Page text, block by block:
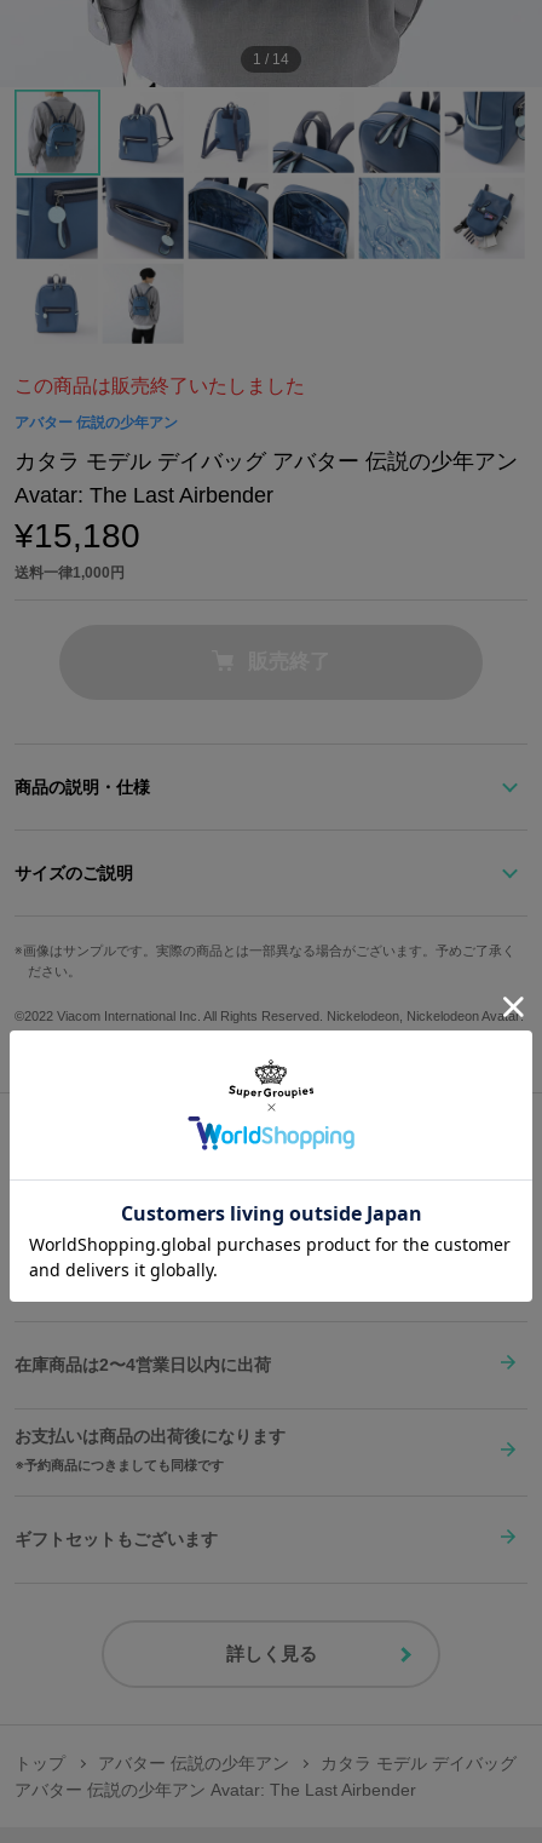
1 / 14
この商品は販売終了いたしました
アバター 伝説の少年アン
カタラ モデル デイバッグ アバター 伝説の少年アン
Avatar: The Last Airbender
¥15,180
送料一律1,000円
商品の説明・仕様
丸みのあるシルエットとつや感のある素材をバランスよくミックス
フロントポケットの引き手がとっておきのポイント！
カタラのネックレスを再現した、引き手とタグの組み合わせがグッ
とくるデザイン。タグにはネックレスと同じく「水のベンダー」の
シンボルを型押しで施しました。
メイン収納のファスナーには髪型をモチーフにしたループ状の引き
手をあしらい、カタラらしさを静かに主張します。
水の流れる音がしてきそうな内装は、SuperGroupiesオリジナルデ
の水、水の技の巻物を散りばめました。自由で柔らかい水の性質を
古代絵画風のタッチで表現し、眺めていると物語の中心にいるよう
な感覚にしてくれます。
スリムなラインが大人っぽいネイビーのショルダーベルトは、長さ
原産国／ 中国
サイズのご説明
高さ 幅 奥行 重さ
長
約95cm
サイズガイドページはこちら
画像はサンプルです。実際の商品とは一部異なる場合がございます。予めご了承く
ださい。
©2022 Viacom International Inc. All Rights Reserved. Nickelodeon, Nickelodeon Avatar:
送料は全国一律1,000円。表示価格は全て税込みです。
在庫商品は2〜4営業日以内に出荷
お支払いは商品の出荷後になります
予約商品につきましても同様です
ギフトセットもございます
詳しく見る
トップ アバター 伝説の少年アン
カタラ モデル デイバッグ
アバター 伝説の少年アン Avatar: The Last Airbender